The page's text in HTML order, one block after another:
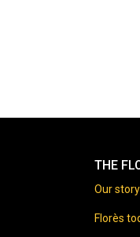
THE
Our story
Florès